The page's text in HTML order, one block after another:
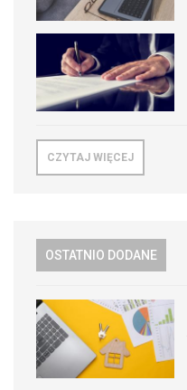
CZYTAJ WIĘCEJ
OSTATNIO DODANE